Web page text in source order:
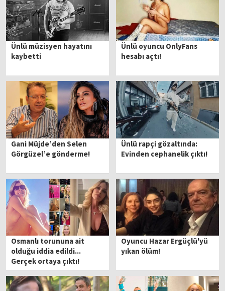
Ünlü müzisyen hayatını
kaybetti
Ünlü oyuncu OnlyFans
hesabı açtı!
Gani Müjde’den Selen
Görgüzel’e gönderme!
Ünlü rapçi gözaltında:
Evinden cephanelik çıktı!
Osmanlı torununa ait
olduğu iddia edildi...
Gerçek ortaya çıktı!
Oyuncu Hazar Ergüçlü'yü
yıkan ölüm!